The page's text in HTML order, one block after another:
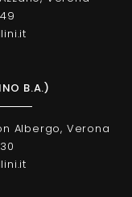
B.A.)
Albergo, Verona